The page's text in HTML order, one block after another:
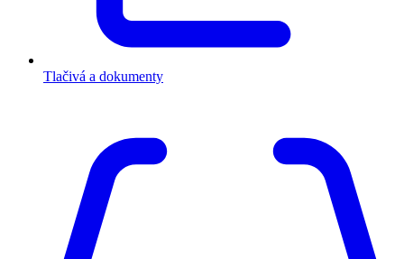
Tlačivá a dokumenty